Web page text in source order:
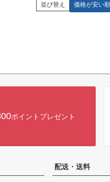
並び替え 価格が安い順
ポイントプレゼント
配送・送料